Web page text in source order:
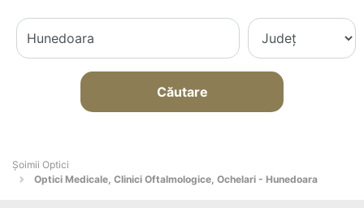
Căutare
Șoimii Optici
Optici Medicale, Clinici Oftalmologice, Ochelari - Hunedoara